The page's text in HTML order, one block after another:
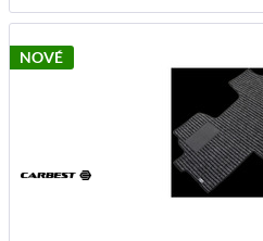
NOVÉ